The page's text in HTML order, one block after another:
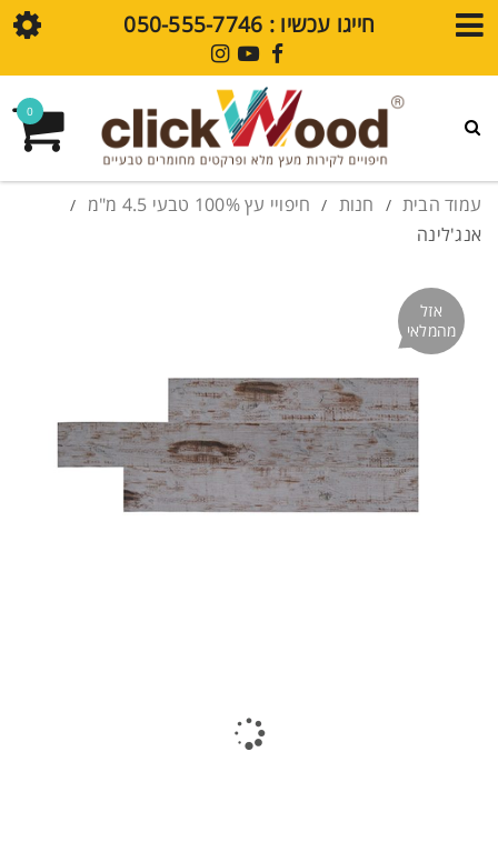
גלריית עיצובים
פרקט SPC
סרטוני הדרכה
חייגו עכשיו : ⁦050-555-7746⁩
0
עמוד הבית / חנות / חיפויי עץ 100% טבעי 4.5 מ"מ /
אנג'לינה
אזל
מהמלאי